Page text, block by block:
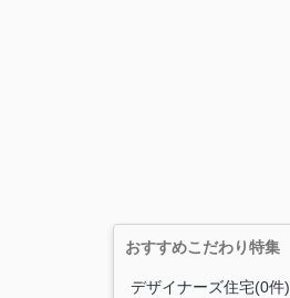
おすすめこだわり特集
デザイナーズ住宅(0件)